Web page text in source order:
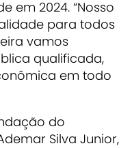
em 2024. “Nosso
para todos
vamos
qualificada,
em todo
do
Silva Junior,